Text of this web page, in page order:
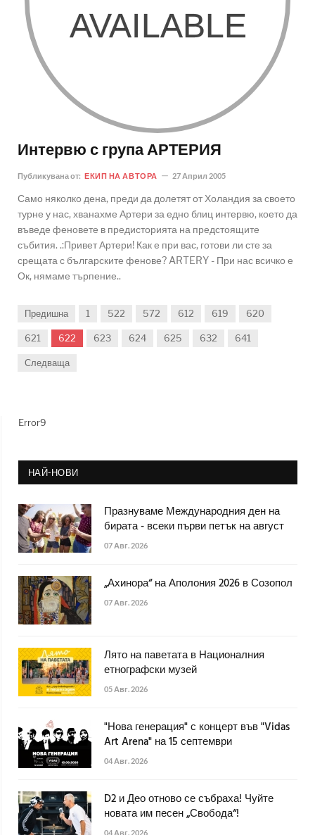
Интервю с група АРТЕРИЯ
Публикувана от: ЕКИП НА АВТОРА 27 Април 2005
Само няколко дена, преди да долетят от Холандия за своето
турне у нас, хванахме Артери за едно блиц интервю, което да
въведе феновете в предисторията на предстоящите
събития. .:Привет Артери! Как е при вас, готови ли сте за
срещата с българските фенове? ARTERY - При нас всичко е
Ок, нямаме търпение..
Предишна 1 522 572 612 619 620
621 622 623 624 625 632 641
Следваща
Error9
НАЙ-НОВИ
Празнуваме Международния ден на
бирата - всеки първи петък на август
07 Авг. 2026
„Ахинора“ на Аполония 2026 в Созопол
07 Авг. 2026
Лято на паветата в Националния
етнографски музей
05 Авг. 2026
"Нова генерация" с концерт във "Vidas
Art Arena" на 15 септември
04 Авг. 2026
D2 и Део отново се събраха! Чуйте
новата им песен „Свобода“!
04 Авг. 2026